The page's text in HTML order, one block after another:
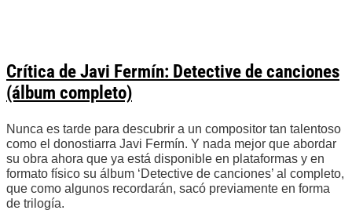
Crítica de Javi Fermín: Detective de canciones
(álbum completo)
Nunca es tarde para descubrir a un compositor tan talentoso
como el donostiarra Javi Fermín. Y nada mejor que abordar
su obra ahora que ya está disponible en plataformas y en
formato físico su álbum ‘Detective de canciones’ al completo,
que como algunos recordarán, sacó previamente en forma
de trilogía.